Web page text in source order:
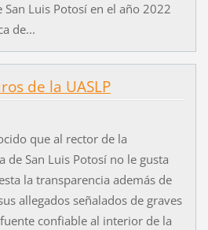
San Luis Potosí en el año 2022
de...
de la UASLP
que al rector de la
de San Luis Potosí no le gusta
la transparencia además de
allegados señalados de graves
confiable al interior de la